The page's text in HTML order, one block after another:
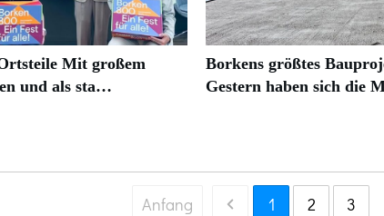
Mit großem
und als sta…
Borkens größtes
Gestern haben sich die
Anfang 1 2 3